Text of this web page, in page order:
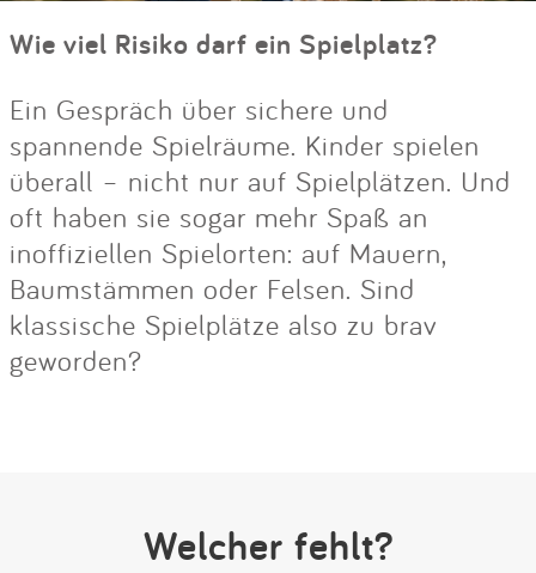
Wie viel Risiko darf ein Spielplatz?
Ein Gespräch über sichere und
spannende Spielräume. Kinder spielen
überall – nicht nur auf Spielplätzen. Und
oft haben sie sogar mehr Spaß an
inoffiziellen Spielorten: auf Mauern,
Baumstämmen oder Felsen. Sind
klassische Spielplätze also zu brav
geworden?
Welcher fehlt?